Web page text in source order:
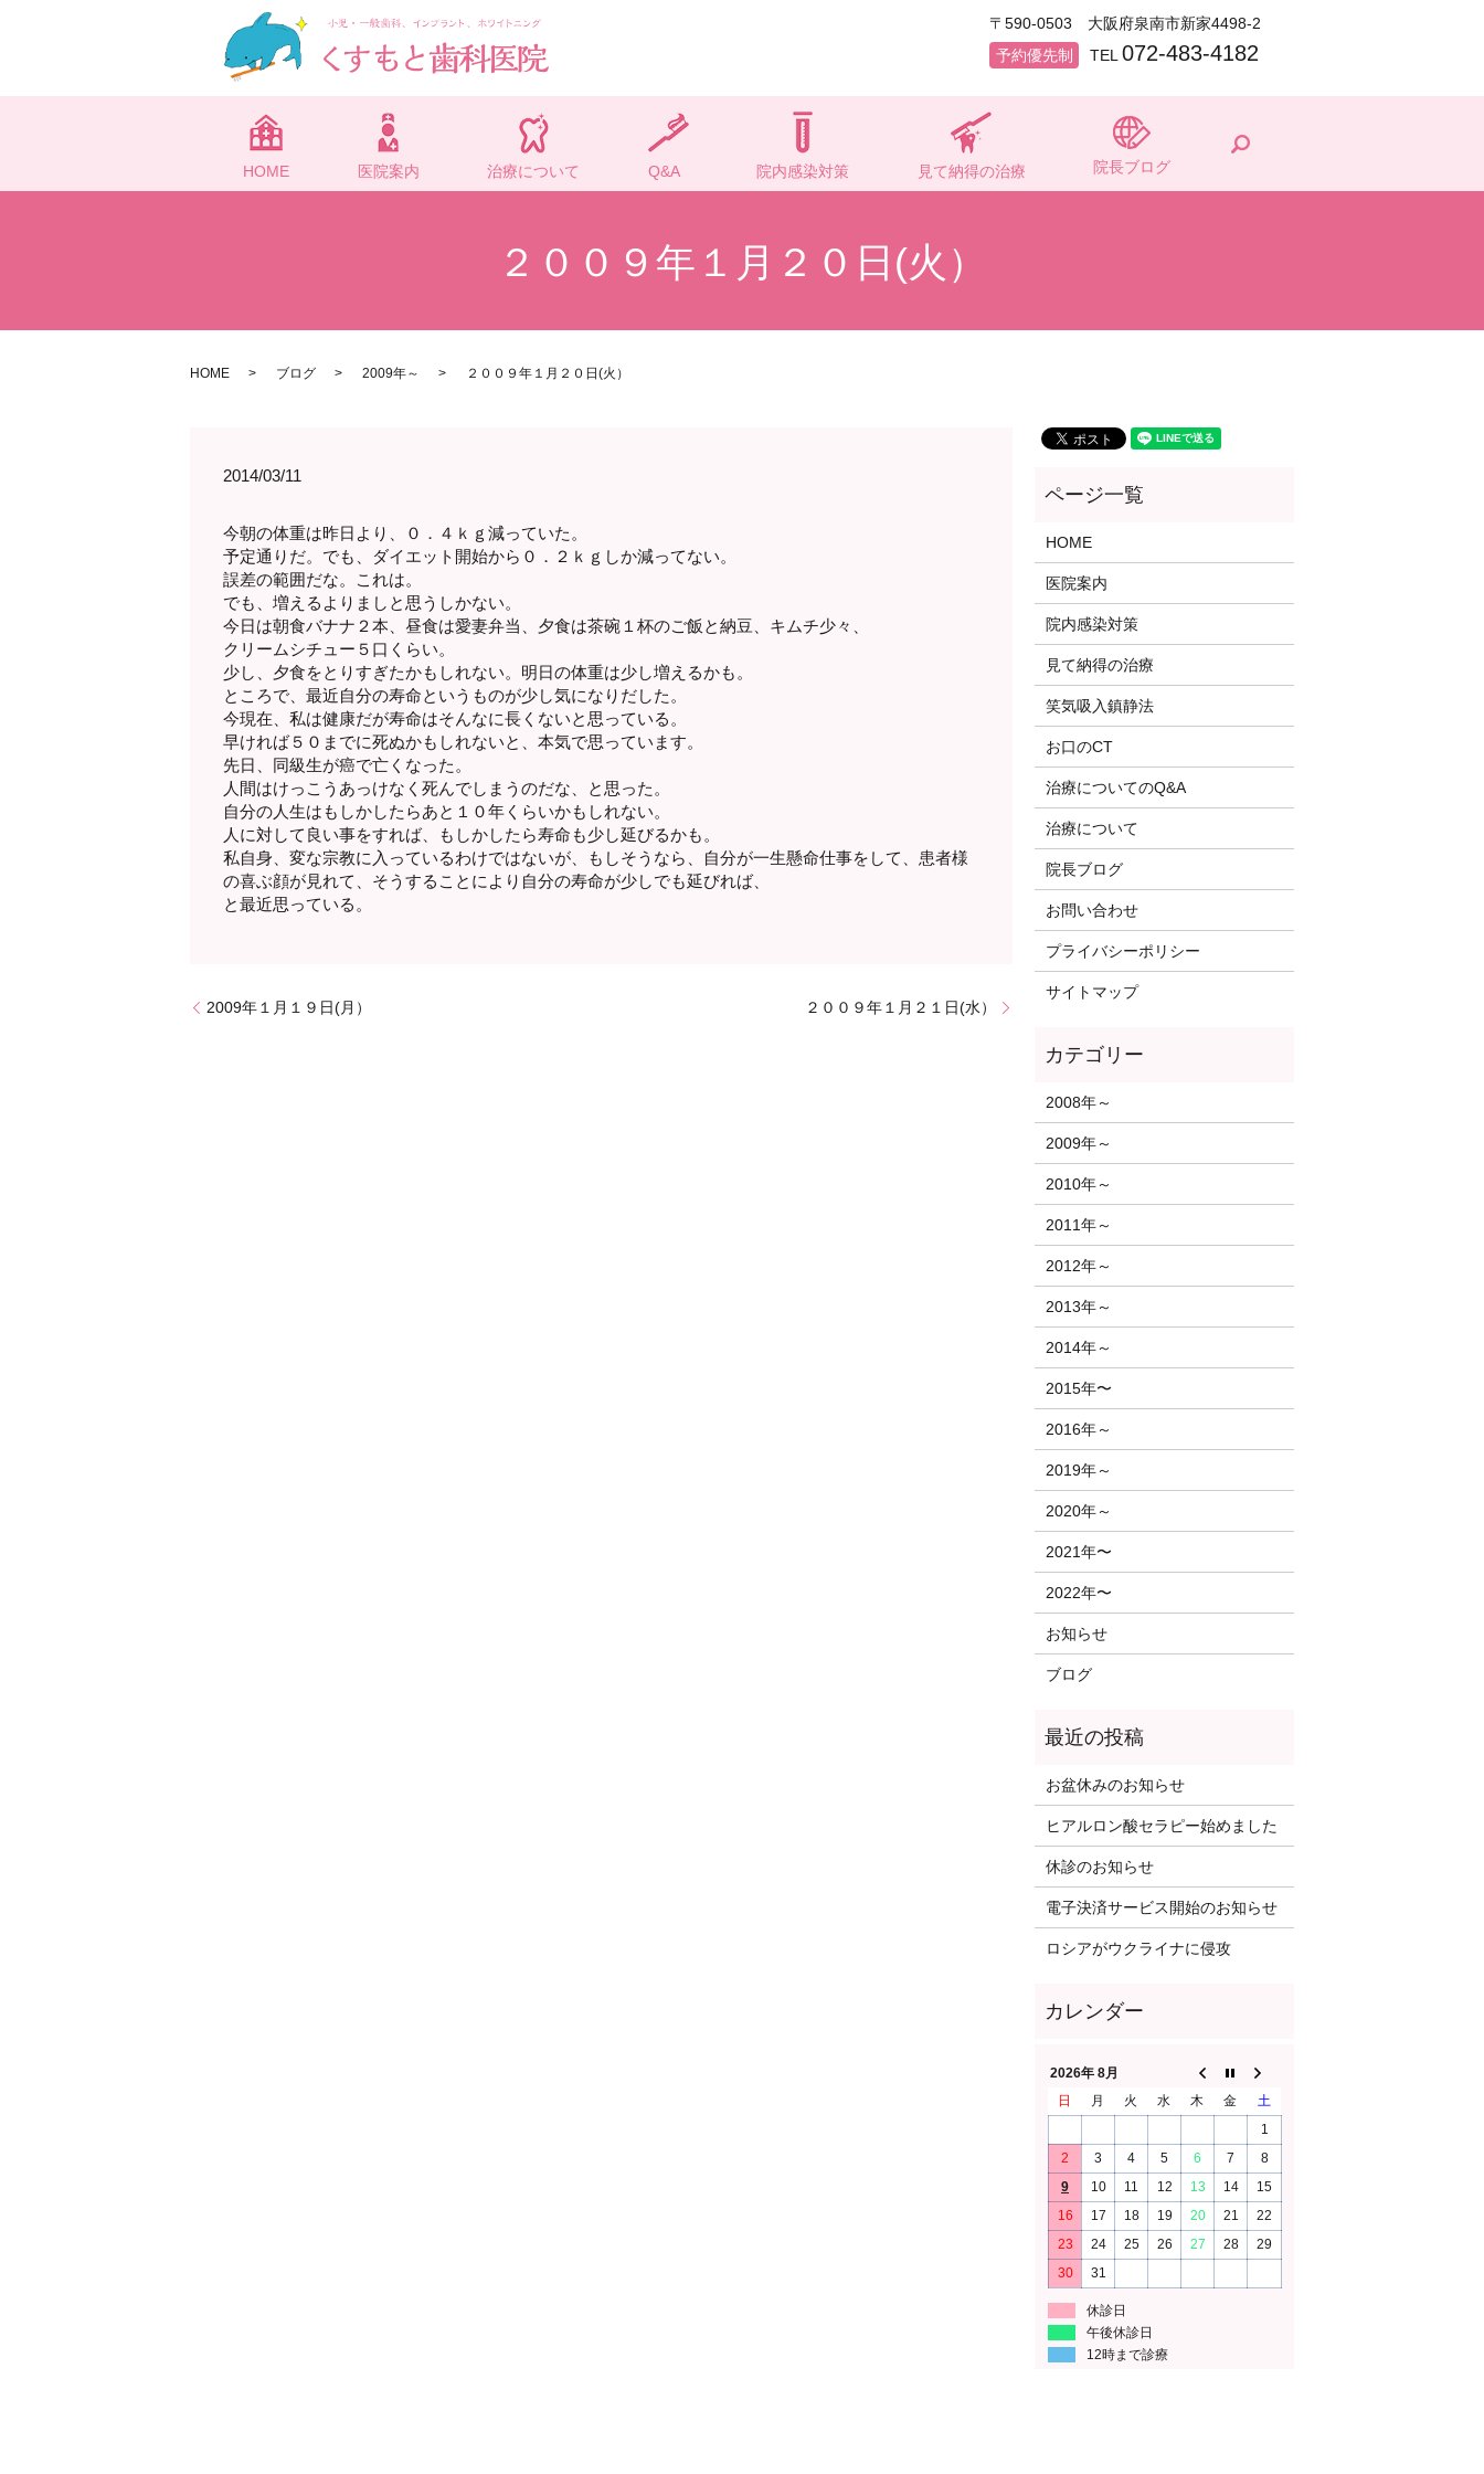
〒590-0503 大阪府泉南市新家4498-2
予約優先制
TEL072-483-4182
HOME 医院案内 治療について Q&A 院内感染対策 見て納得の治療 院長ブログ
２００９年１月２０日(火）
HOME ブログ 2009年～ ２００９年１月２０日(火）
2014/03/11
今朝の体重は昨日より、０．４ｋｇ減っていた。
予定通りだ。でも、ダイエット開始から０．２ｋｇしか減ってない。
誤差の範囲だな。これは。
でも、増えるよりましと思うしかない。
今日は朝食バナナ２本、昼食は愛妻弁当、夕食は茶碗１杯のご飯と納豆、キムチ少々、
クリームシチュー５口くらい。
少し、夕食をとりすぎたかもしれない。明日の体重は少し増えるかも。
ところで、最近自分の寿命というものが少し気になりだした。
今現在、私は健康だが寿命はそんなに長くないと思っている。
早ければ５０までに死ぬかもしれないと、本気で思っています。
先日、同級生が癌で亡くなった。
人間はけっこうあっけなく死んでしまうのだな、と思った。
自分の人生はもしかしたらあと１０年くらいかもしれない。
人に対して良い事をすれば、もしかしたら寿命も少し延びるかも。
私自身、変な宗教に入っているわけではないが、もしそうなら、自分が一生懸命仕事をして、患者様
の喜ぶ顔が見れて、そうすることにより自分の寿命が少しでも延びれば、
と最近思っている。
2009年１月１９日(月） ２００９年１月２１日(水）
HOME
医院案内
院内感染対策
見て納得の治療
笑気吸入鎮静法
お口のCT
治療についてのQ&A
治療について
院長ブログ
お問い合わせ
プライバシーポリシー
サイトマップ
2008年～
2009年～
2010年～
2011年～
2012年～
2013年～
2014年～
2015年〜
2016年～
2019年～
2020年～
2021年〜
2022年〜
お知らせ
ブログ
お盆休みのお知らせ
ヒアルロン酸セラピー始めました
休診のお知らせ
電子決済サービス開始のお知らせ
ロシアがウクライナに侵攻
2026年 8月
日
月 火 水 木 金
土
1
2
3 4 5 6 7
8
9
10 11 12 13 14
15
16
17 18 19 20 21
22
23
24 25 26 27 28
29
30
31
休診日
午後休診日
12時まで診療